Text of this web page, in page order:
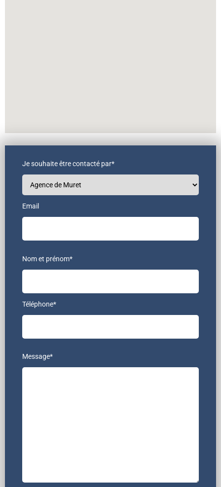
Je souhaite être contacté par*
Email
Nom et prénom*
Téléphone*
Message*